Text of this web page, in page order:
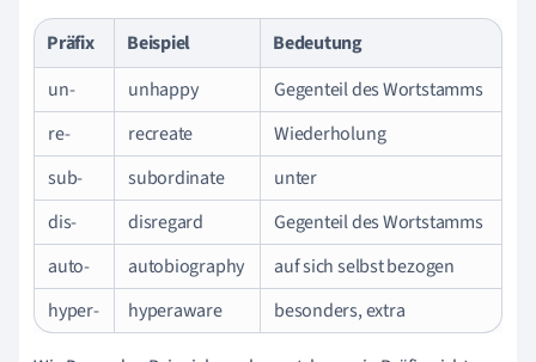
Präfix Beispiel
Bedeutung
un-
unhappy
Gegenteil des Wortstamms
re-
recreate
Wiederholung
sub-
subordinate
unter
dis-
disregard
Gegenteil des Wortstamms
auto-
autobiography
auf sich selbst bezogen
hyper-
hyperaware besonders, extra